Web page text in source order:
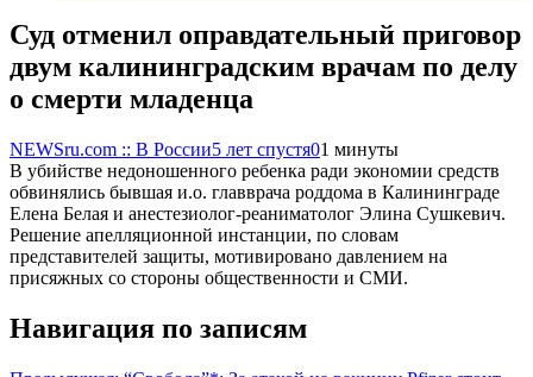
Суд отменил оправдательный приговор
двум калининградским врачам по делу
о смерти младенца
NEWSru.com :: В России5 лет спустя01 минуты
В убийстве недоношенного ребенка ради экономии средств
обвинялись бывшая и.о. главврача роддома в Калининграде
Елена Белая и анестезиолог-реаниматолог Элина Сушкевич.
Решение апелляционной инстанции, по словам
представителей защиты, мотивировано давлением на
присяжных со стороны общественности и СМИ.
Навигация по записям